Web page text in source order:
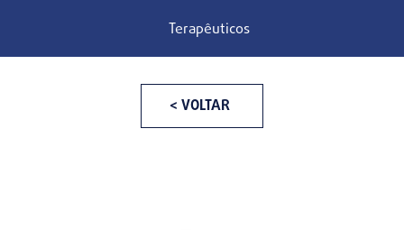
Terapêuticos
< VOLTAR